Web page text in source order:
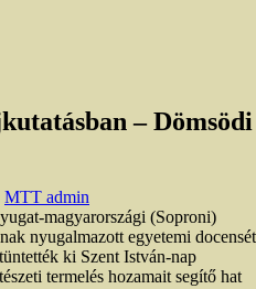
– Dömsödi
MTT admin
magyarországi (Soproni)
nyugalmazott egyetemi docensét
ki Szent István-nap
termelés hozamait segítő hat